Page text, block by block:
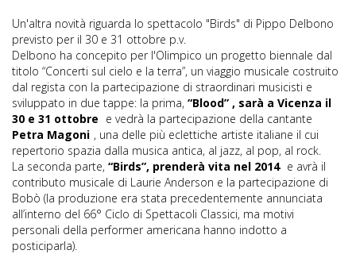
Un'altra novità riguarda lo spettacolo "Birds" di Pippo Delbono
previsto per il 30 e 31 ottobre p.v.
Delbono ha concepito per l'Olimpico un progetto biennale dal
titolo “Concerti sul cielo e la terra”, un viaggio musicale costruito
dal regista con la partecipazione di straordinari musicisti e
sviluppato in due tappe: la prima, “Blood” , sarà a Vicenza il
30 e 31 ottobre e vedrà la partecipazione della cantante
Petra Magoni , una delle più eclettiche artiste italiane il cui
repertorio spazia dalla musica antica, al jazz, al pop, al rock.
La seconda parte, “Birds”, prenderà vita nel 2014 e avrà il
contributo musicale di Laurie Anderson e la partecipazione di
Bobò (la produzione era stata precedentemente annunciata
all’interno del 66° Ciclo di Spettacoli Classici, ma motivi
personali della performer americana hanno indotto a
posticiparla).